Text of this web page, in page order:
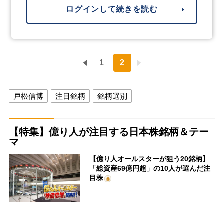
ログインして続きを読む
1 2
戸松信博 注目銘柄 銘柄選別
【特集】億り人が注目する日本株銘柄＆テー
マ
【億り人オールスターが狙う20銘柄】
「総資産69億円超」の10人が選んだ注
目株